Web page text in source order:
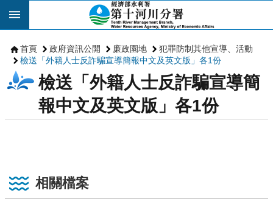
跳到主要內容區塊
首頁 政府資訊公開 廉政園地
犯罪防制其他宣導、活動
檢送「外籍人士反詐騙宣導簡報中文及英文版」各1份
檢送「外籍人士反詐騙宣導簡
報中文及英文版」各1份
相關檔案